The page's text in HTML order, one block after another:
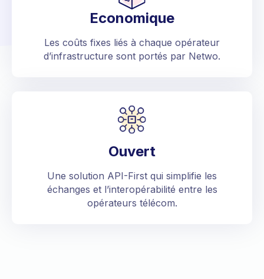
Economique
Les coûts fixes liés à chaque opérateur
d’infrastructure sont portés par Netwo.
Ouvert
Une solution API-First qui simplifie les
échanges et l’interopérabilité entre les
opérateurs télécom.